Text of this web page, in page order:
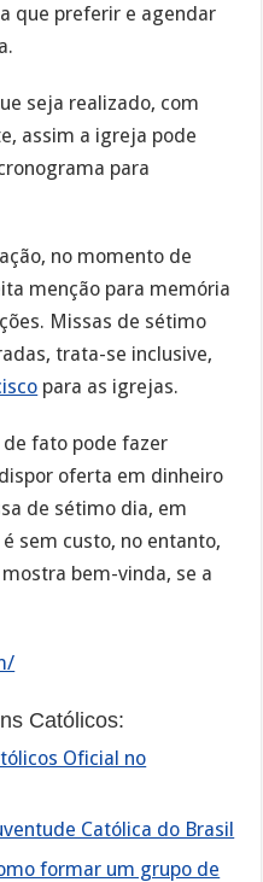
que preferir e agendar
seja realizado, com
assim a igreja pode
para
no momento de
menção para memória
Missas de sétimo
trata-se inclusive,
para as igrejas.
fato pode fazer
oferta em dinheiro
de sétimo dia, em
sem custo, no entanto,
bem-vinda, se a
Católicos:
Oficial no
Católica do Brasil
formar um grupo de